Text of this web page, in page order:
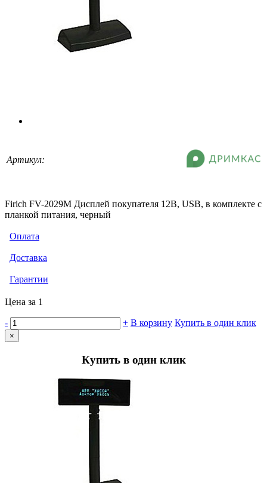
Артикул:
Firich FV-2029M Дисплей покупателя 12B, USB, в комплекте с
планкой питания, черный
Оплата
Доставка
Гарантии
Цена за 1
- + В корзину Купить в один клик
×
Купить в один клик